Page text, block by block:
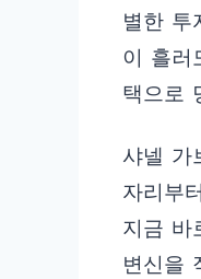
별한 투
이 흘러
택으로
샤넬 가
자리부
지금 바
변신을